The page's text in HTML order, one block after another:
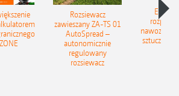
Rozsiewacz
zawieszany ZA-TS 01
AutoSpread –
autonomicznie
regulowany
rozsiewacz
nawozów
sztucznej